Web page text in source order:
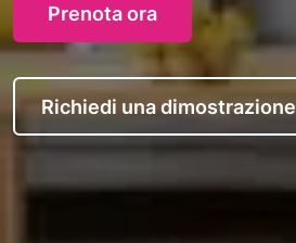
Prenota ora
Richiedi una dimostrazione